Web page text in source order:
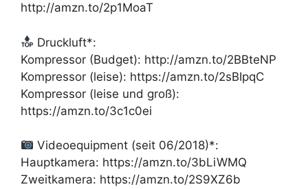
http://amzn.to/2p1MoaT
Druckluft*:
Kompressor (Budget): http://amzn.to/2BBteNP
Kompressor (leise): https://amzn.to/2sBIpqC
Kompressor (leise und groß):
https://amzn.to/3c1c0ei
Videoequipment (seit 06/2018)*:
Hauptkamera: https://amzn.to/3bLiWMQ
Zweitkamera: https://amzn.to/2S9XZ6b